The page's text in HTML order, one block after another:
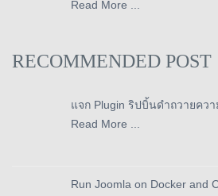
Read More ...
RECOMMENDED POST
แจก Plugin ริปบิ้นดำถวายคว
Read More ...
Run Joomla on Docker and